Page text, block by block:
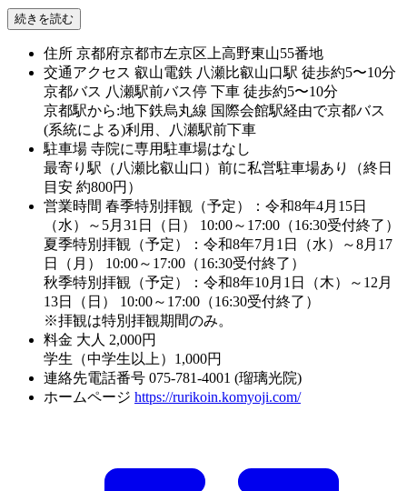
続きを読む
住所 京都府京都市左京区上高野東山55番地
交通アクセス 叡山電鉄 八瀬比叡山口駅 徒歩約5〜10分
京都バス 八瀬駅前バス停 下車 徒歩約5〜10分
京都駅から:地下鉄烏丸線 国際会館駅経由で京都バス
(系統による)利用、八瀬駅前下車
駐車場 寺院に専用駐車場はなし
最寄り駅（八瀬比叡山口）前に私営駐車場あり（終日
目安 約800円）
営業時間 春季特別拝観（予定）：令和8年4月15日
（水）～5月31日（日） 10:00～17:00（16:30受付終了）
夏季特別拝観（予定）：令和8年7月1日（水）～8月17
日（月） 10:00～17:00（16:30受付終了）
秋季特別拝観（予定）：令和8年10月1日（木）～12月
13日（日） 10:00～17:00（16:30受付終了）
※拝観は特別拝観期間のみ。
料金 大人 2,000円
学生（中学生以上）1,000円
連絡先電話番号 075-781-4001 (瑠璃光院)
ホームページ https://rurikoin.komyoji.com/